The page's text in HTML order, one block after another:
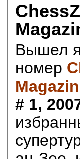
Вышел
номер
# 1,